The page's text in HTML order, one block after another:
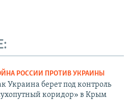
РОССИИ ПРОТИВ УКРАИНЫ
Украина берет под контроль
коридор» в Крым